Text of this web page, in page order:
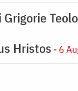
Hristos - 6